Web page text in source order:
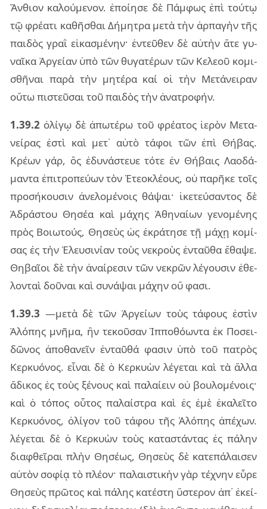
Ἄνθιον κα­λού­με­νον. ἐποί­η­σε δὲ Πάμ­φως ἐπὶ τού­τῳ
τῷ φρέ­α­τι κα­θῆ­σθαι Δήμη­τρα μετὰ τὴν ἁρ­πα­γὴν τῆς
παι­δὸς γραῒ εἰ­κα­σμέ­νην· ἐν­τεῦ­θεν δὲ αὐ­τὴν ἅτε γυ­
ναῖ­κα Ἀργεί­αν ὑπὸ τῶν θυ­γα­τέ­ρων τῶν Κελε­οῦ κο­μι­
σθῆ­ναι παρὰ τὴν μη­τέ­ρα καί οἱ τὴν Μετά­νει­ραν
οὕτω πι­στεῦ­σαι τοῦ παι­δὸς τὴν ἀνα­τρο­φήν.
1.39.2 ὀλί­γῳ δὲ ἀπω­τέ­ρω τοῦ φρέ­α­τος ἱε­ρὸν Μετα­
νεί­ρας ἐστὶ καὶ μετ᾽ αὐτὸ τά­φοι τῶν ἐπὶ Θήβας.
Κρέων γάρ, ὃς ἐδυ­νά­στευε τότε ἐν Θήβαις Λαο­δά­
μαν­τα ἐπι­τρο­πεύ­ων τὸν Ἐτε­ο­κλέ­ους, οὐ πα­ρῆ­κε τοῖς
προ­σή­κου­σιν ἀνε­λο­μέ­νοις θά­ψαι· ἱκε­τεύ­σαν­τος δὲ
Ἀδρά­στου Θησέα καὶ μά­χης Ἀθη­ναί­ων γε­νο­μέ­νης
πρὸς Βοιω­τούς, Θησεὺς ὡς ἐκρά­τη­σε τῇ μάχῃ κο­μί­
σας ἐς τὴν Ἐλευ­σι­νί­αν τοὺς νε­κροὺς ἐν­ταῦ­θα ἔθα­ψε.
Θηβαῖ­οι δὲ τὴν ἀναί­ρε­σιν τῶν νε­κρῶν λέ­γου­σιν ἐθε­
λον­ταὶ δοῦ­ναι καὶ συ­νά­ψαι μά­χην οὔ φασι.
1.39.3 —μετὰ δὲ τῶν Ἀργεί­ων τοὺς τά­φους ἐστὶν
Ἀλό­πης μνῆ­μα, ἣν τε­κοῦ­σαν Ἱππο­θό­ων­τα ἐκ Ποσει­
δῶ­νος ἀπο­θα­νεῖν ἐν­ταῦ­θά φα­σιν ὑπὸ τοῦ πα­τρὸς
Κερ­κυό­νος. εἶ­ναι δὲ ὁ Κερ­κυὼν λέ­γε­ται καὶ τὰ ἄλλα
ἄδι­κος ἐς τοὺς ξέ­νους καὶ πα­λαί­ειν οὐ βου­λο­μέ­νοις·
καὶ ὁ τό­πος οὗ­τος πα­λαί­στρα καὶ ἐς ἐμὲ ἐκα­λεῖ­το
Κερ­κυό­νος, ὀλί­γον τοῦ τά­φου τῆς Ἀλό­πης ἀπέ­χων.
λέ­γε­ται δὲ ὁ Κερ­κυὼν τοὺς κα­τα­στάν­τας ἐς πά­λην
δια­φθεῖ­ραι πλὴν Θησέ­ως, Θησεὺς δὲ κα­τε­πά­λαι­σεν
αὐ­τὸν σο­φίᾳ τὸ πλέ­ον· πα­λαι­στι­κὴν γὰρ τέ­χνην εὗρε
Θησεὺς πρῶ­τος καὶ πά­λης κα­τέ­στη ὕστε­ρον ἀπ᾽ ἐκεί­